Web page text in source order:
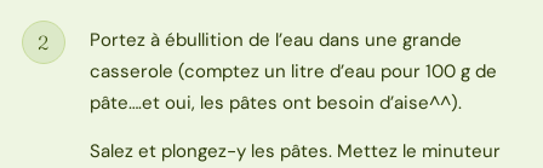
Étape
2
Portez à ébullition de l’eau dans une grande
casserole (comptez un litre d’eau pour 100 g de
pâte….et oui, les pâtes ont besoin d’aise^^).
Salez et plongez-y les pâtes. Mettez le minuteur